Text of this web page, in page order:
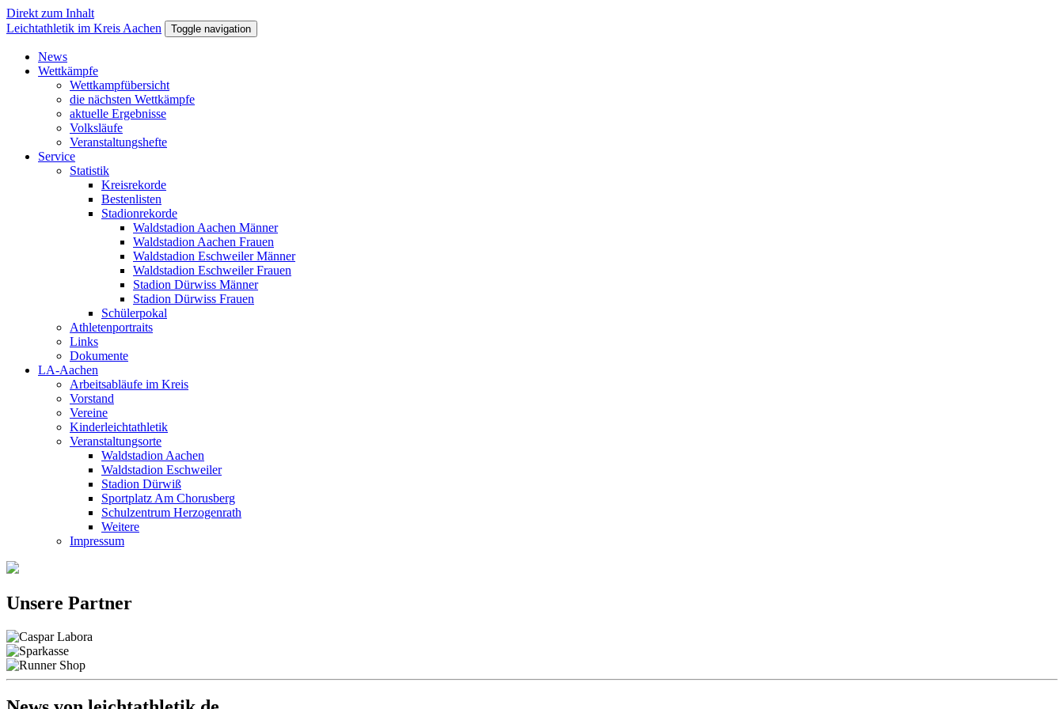
Direkt zum Inhalt
Leichtathletik im Kreis Aachen
Toggle navigation
News
Wettkämpfe
Wettkampfübersicht
die nächsten Wettkämpfe
aktuelle Ergebnisse
Volksläufe
Veranstaltungshefte
Service
Statistik
Kreisrekorde
Bestenlisten
Stadionrekorde
Waldstadion Aachen Männer
Waldstadion Aachen Frauen
Waldstadion Eschweiler Männer
Waldstadion Eschweiler Frauen
Stadion Dürwiss Männer
Stadion Dürwiss Frauen
Schülerpokal
Athletenportraits
Links
Dokumente
LA-Aachen
Arbeitsabläufe im Kreis
Vorstand
Vereine
Kinderleichtathletik
Veranstaltungsorte
Waldstadion Aachen
Waldstadion Eschweiler
Stadion Dürwiß
Sportplatz Am Chorusberg
Schulzentrum Herzogenrath
Weitere
Impressum
Unsere Partner